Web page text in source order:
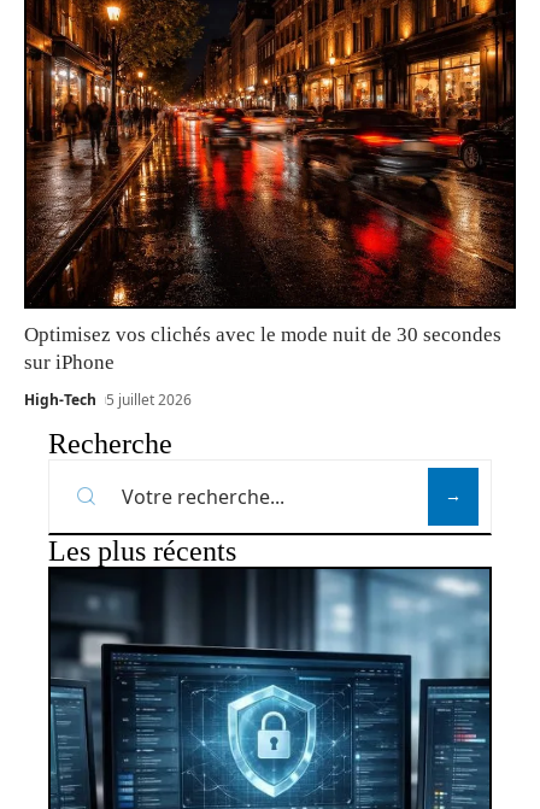
Optimisez vos clichés avec le mode nuit de 30 secondes
sur iPhone
High-Tech 5 juillet 2026
Recherche
Les plus récents